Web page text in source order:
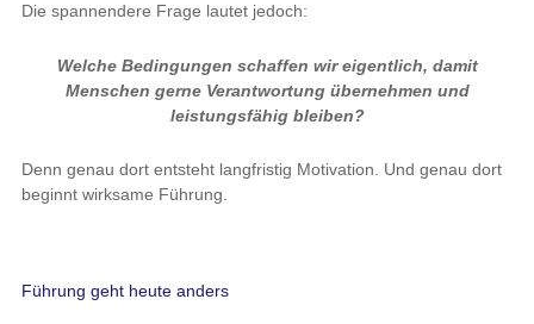
Die spannendere Frage lautet jedoch:
Welche Bedingungen schaffen wir eigentlich, damit
Menschen gerne Verantwortung übernehmen und
leistungsfähig bleiben?
Denn genau dort entsteht langfristig Motivation. Und genau dort
beginnt wirksame Führung.
Führung geht heute anders